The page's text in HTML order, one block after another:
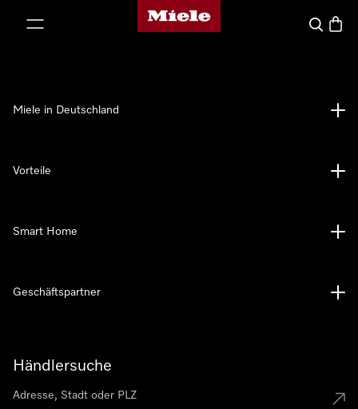
Miele-Homepage
Suche
Händlersuche
Miele in Deutschland
Vorteile
Smart Home
Geschäftspartner